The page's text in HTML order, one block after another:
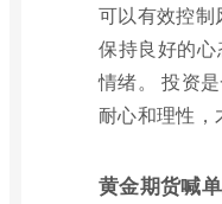
可以有效控制
保持良好的
情绪。 投资
耐心和理性，
黄金期货喊